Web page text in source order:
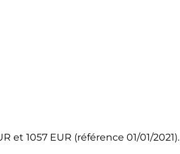
1057 EUR (référence 01/01/2021).